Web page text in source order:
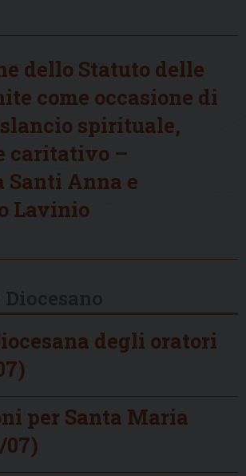
dello Statuto delle
come occasione di
spirituale,
caritativo –
Santi Anna e
Lavinio
degli oratori
per Santa Maria